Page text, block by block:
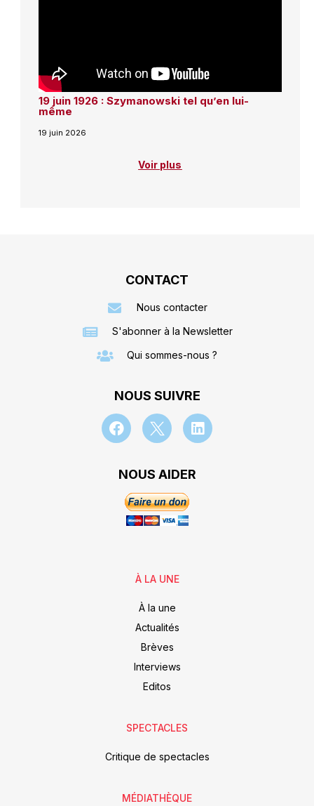
19 juin 1926 : Szymanowski tel qu’en lui-
même
19 juin 2026
Voir plus
CONTACT
Nous contacter
S'abonner à la Newsletter
Qui sommes-nous ?
NOUS SUIVRE
NOUS AIDER
À LA UNE
À la une
Actualités
Brèves
Interviews
Editos
SPECTACLES
Critique de spectacles
MÉDIATHÈQUE